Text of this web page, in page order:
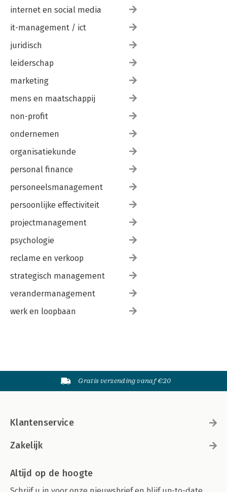
internet en social media
it-management / ict
juridisch
leiderschap
marketing
mens en maatschappij
non-profit
ondernemen
organisatiekunde
personal finance
personeelsmanagement
persoonlijke effectiviteit
projectmanagement
psychologie
reclame en verkoop
strategisch management
verandermanagement
werk en loopbaan
Gratis verzending vanaf €20
Klantenservice
Zakelijk
Altijd op de hoogte